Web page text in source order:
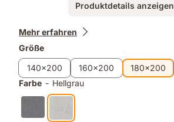
Premium
Komfort
Druckentlastungstechnologie
Polster
enthalten
Produktdetails anzeigen
Zusatzprodukte
Mehr erfahren
Größe
140x200
160x200 180x200
Farbe - Hellgrau